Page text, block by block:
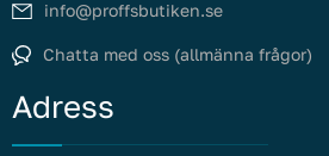
info@proffsbutiken.se
Chatta med oss (allmänna frågor)
Adress